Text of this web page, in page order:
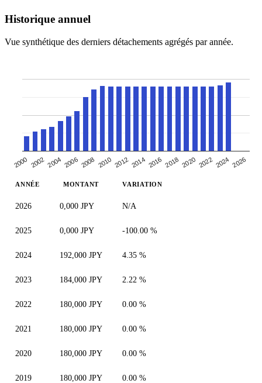
Historique annuel
Vue synthétique des derniers détachements agrégés par année.
2000 2002 2004 2006 2008 2010 2012 2014 2016 2018 2020 2022 2024 2026
ANNÉE MONTANT VARIATION
2026 0,000 JPY N/A
2025 0,000 JPY -100.00 %
2024 192,000 JPY 4.35 %
2023 184,000 JPY 2.22 %
2022 180,000 JPY 0.00 %
2021 180,000 JPY 0.00 %
2020 180,000 JPY 0.00 %
2019 180,000 JPY 0.00 %